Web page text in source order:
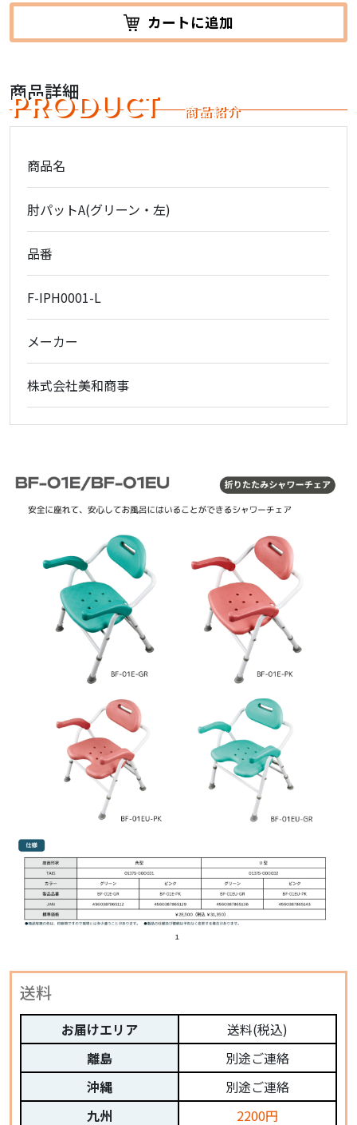
PRODUCT 商品紹介
カートに追加
商品詳細
商品名
肘パットA(グリーン・左)
品番
F-IPH0001-L
メーカー
株式会社美和商事
送料
お届けエリア
離島
沖縄
九州
送料(税込)
別途ご連絡
別途ご連絡
2200円